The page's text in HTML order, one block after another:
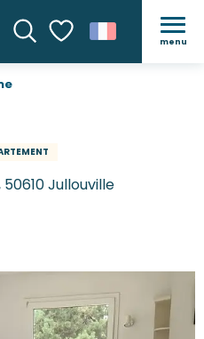
Recherche
Voir les favoris
menu
Jullouville